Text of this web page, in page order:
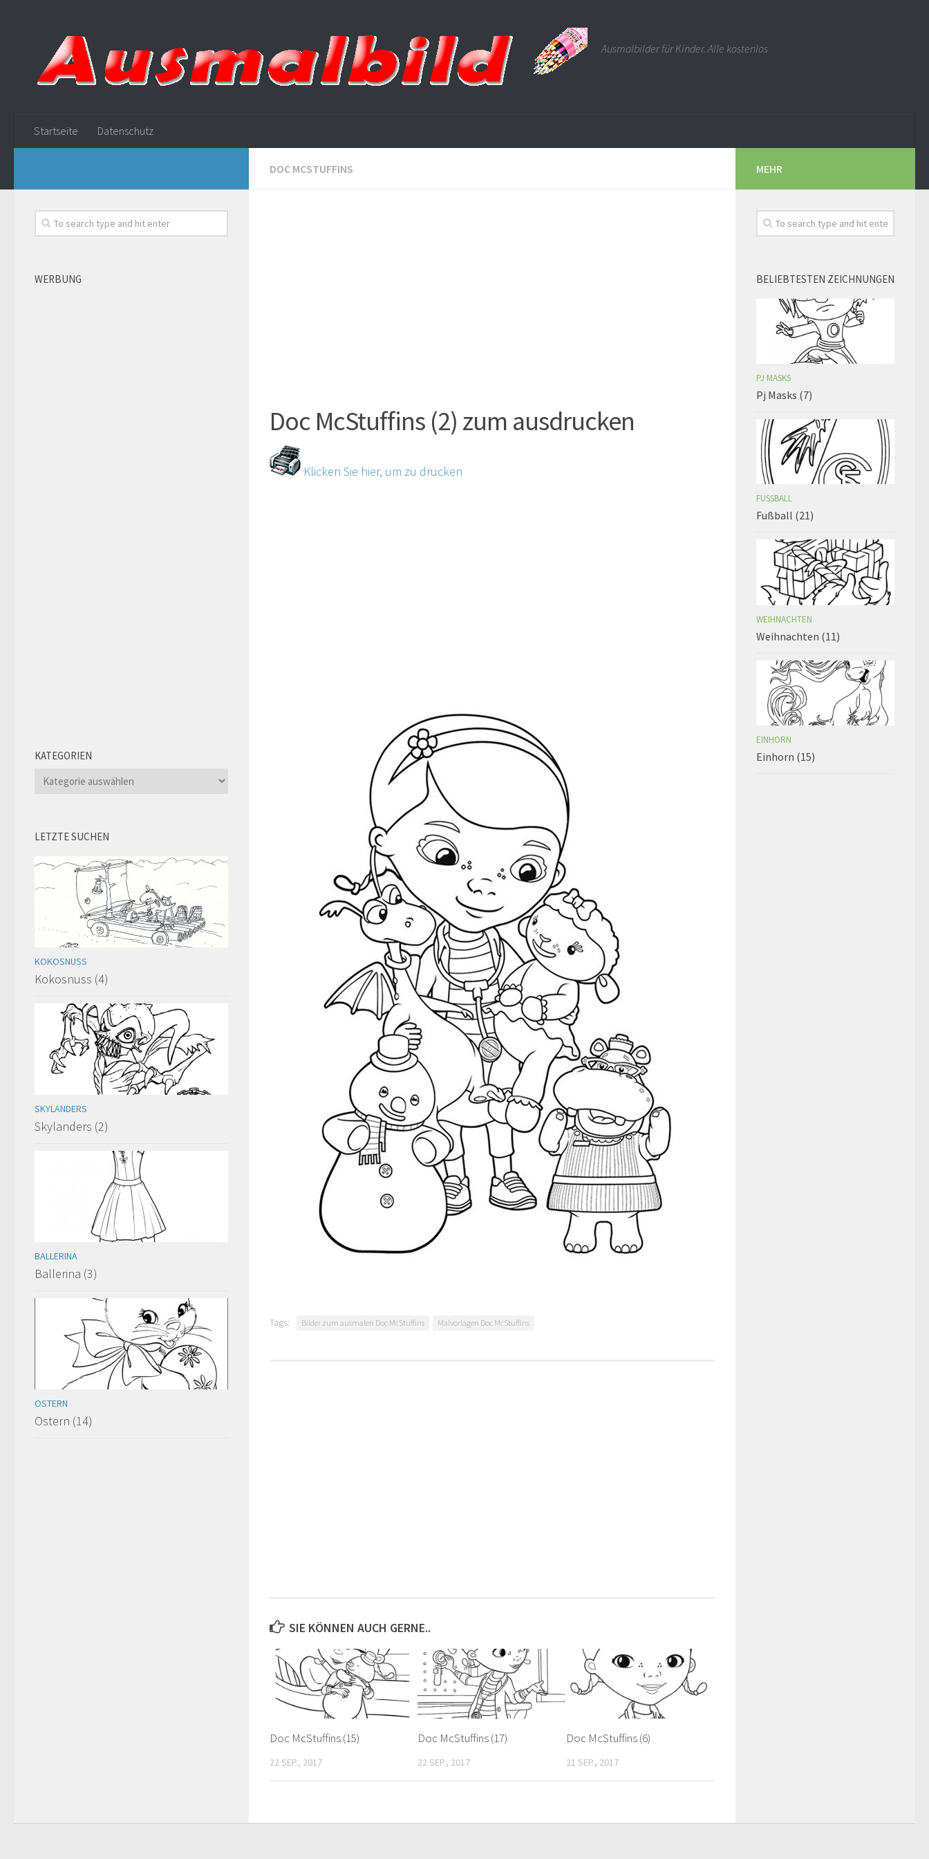
Ausmalbilder für Kinder. Alle kostenlos
Startseite Datenschutz
DOC MCSTUFFINS
Doc McStuffins (2) zum ausdrucken
Klicken Sie hier, um zu drucken
Tags: Bilder zum ausmalen Doc McStuffins Malvorlagen Doc McStuffins
SIE KÖNNEN AUCH GERNE..
Doc McStuffins (15)
22 SEP., 2017
Doc McStuffins (17)
22 SEP., 2017
Doc McStuffins (6)
21 SEP., 2017
WERBUNG
KATEGORIEN
Kategorien
LETZTE SUCHEN
KOKOSNUSS
Kokosnuss (4)
SKYLANDERS
Skylanders (2)
BALLERINA
Ballerina (3)
OSTERN
Ostern (14)
MEHR
BELIEBTESTEN ZEICHNUNGEN
PJ MASKS
Pj Masks (7)
FUSSBALL
Fußball (21)
WEIHNACHTEN
Weihnachten (11)
EINHORN
Einhorn (15)